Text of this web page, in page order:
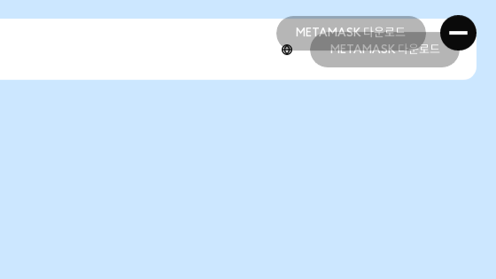
METAMASK 다운로드
METAMASK 다운로드
METAMASK 다운로드